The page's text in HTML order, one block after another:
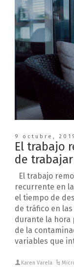
9 octubre,
El trabajo
de trabajar
El trabajo
recurrente en
el tiempo de
de tráfico en
durante la hora
de la
variables que
Karen Varela